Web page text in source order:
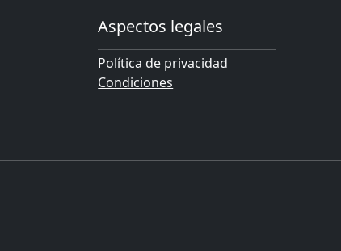
Aspectos legales
Política de privacidad
Condiciones